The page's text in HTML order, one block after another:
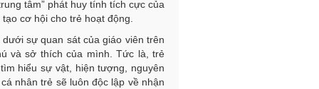
tâm” phát huy tính tích cực của
cơ hội cho trẻ hoạt động.
sự quan sát của giáo viên trên
và sở thích của mình. Tức là, trẻ
hiểu sự vật, hiện tượng, nguyên
nhân trẻ sẽ luôn độc lập về nhận